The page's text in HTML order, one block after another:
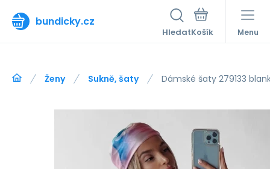
bundicky.cz
Hledat Menu
Ženy Sukně, šaty Dámské šaty 279133